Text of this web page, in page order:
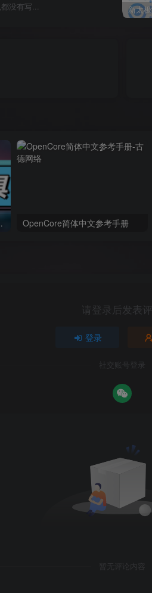
没有写...
踩坑指南 OpenCore简体中文参考手册
请登录后发表
登录
社交账号登录
暂无评论内容